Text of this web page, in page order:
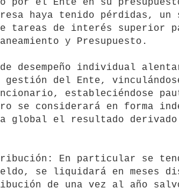
haya tenido pérdidas,
tareas de interés superior
y Presupuesto.
del Ente,
estableciéndose
se considerará en forma
global el resultado
se liquidará en meses
de una vez al año